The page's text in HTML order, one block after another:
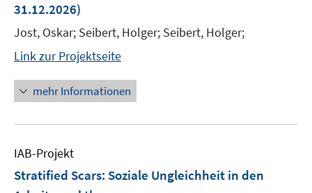
31.12.2026)
Jost, Oskar; Seibert, Holger; Seibert, Holger;
Link zur Projektseite
mehr Informationen
IAB-Projekt
Stratified Scars: Soziale Ungleichheit in den